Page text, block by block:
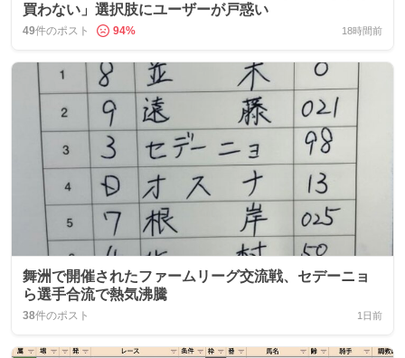
買わない」選択肢にユーザーが戸惑い
49件のポスト 94% 18時間前
舞洲で開催されたファームリーグ交流戦、セデーニョ
ら選手合流で熱気沸騰
38件のポスト 1日前